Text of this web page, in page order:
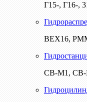
Г15-, Г16-,
ВЕХ16,
СВ-М1, СВ-